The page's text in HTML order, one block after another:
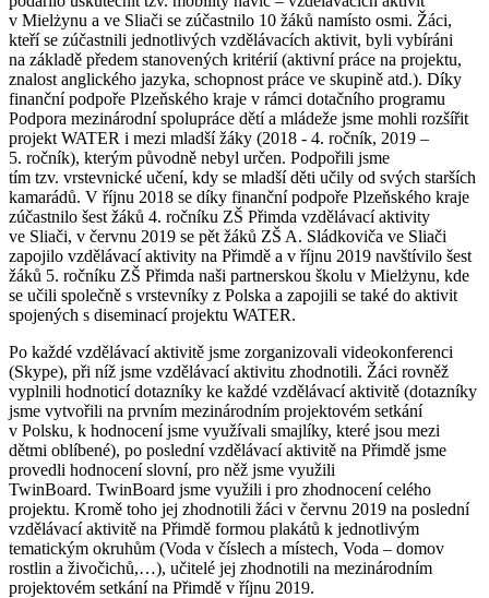
v Mielżynu a ve Sliači se zúčastnilo 10 žáků namísto osmi. Žáci,
kteří se zúčastnili jednotlivých vzdělávacích aktivit, byli vybíráni
na základě předem stanovených kritérií (aktivní práce na projektu,
znalost anglického jazyka, schopnost práce ve skupině atd.). Díky
finanční podpoře Plzeňského kraje v rámci dotačního programu
Podpora mezinárodní spolupráce dětí a mládeže jsme mohli rozšířit
projekt WATER i mezi mladší žáky (2018 - 4. ročník, 2019 –
5. ročník), kterým původně nebyl určen. Podpořili jsme
tím tzv. vrstevnické učení, kdy se mladší děti učily od svých starších
kamarádů. V říjnu 2018 se díky finanční podpoře Plzeňského kraje
zúčastnilo šest žáků 4. ročníku ZŠ Přimda vzdělávací aktivity
ve Sliači, v červnu 2019 se pět žáků ZŠ A. Sládkoviča ve Sliači
zapojilo vzdělávací aktivity na Přimdě a v říjnu 2019 navštívilo šest
žáků 5. ročníku ZŠ Přimda naši partnerskou školu v Mielżynu, kde
se učili společně s vrstevníky z Polska a zapojili se také do aktivit
spojených s diseminací projektu WATER.
Po každé vzdělávací aktivitě jsme zorganizovali videokonferenci
(Skype), při níž jsme vzdělávací aktivitu zhodnotili. Žáci rovněž
vyplnili hodnoticí dotazníky ke každé vzdělávací aktivitě (dotazníky
jsme vytvořili na prvním mezinárodním projektovém setkání
v Polsku, k hodnocení jsme využívali smajlíky, které jsou mezi
dětmi oblíbené), po poslední vzdělávací aktivitě na Přimdě jsme
provedli hodnocení slovní, pro něž jsme využili
TwinBoard. TwinBoard jsme využili i pro zhodnocení celého
projektu. Kromě toho jej zhodnotili žáci v červnu 2019 na poslední
vzdělávací aktivitě na Přimdě formou plakátů k jednotlivým
tematickým okruhům (Voda v číslech a místech, Voda – domov
rostlin a živočichů,…), učitelé jej zhodnotili na mezinárodním
projektovém setkání na Přimdě v říjnu 2019.